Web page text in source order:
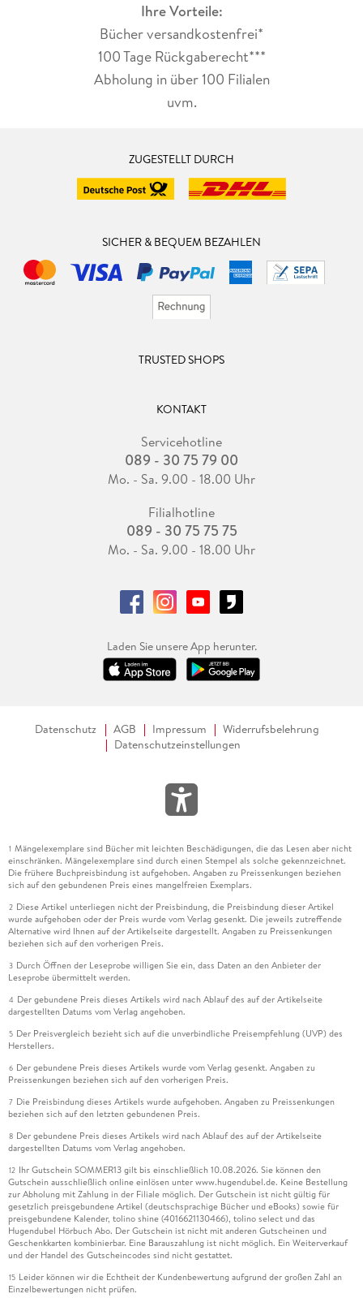
Ihre Vorteile:
Bücher versandkostenfrei*
100 Tage Rückgaberecht***
Abholung in über 100 Filialen
uvm.
ZUGESTELLT DURCH
SICHER & BEQUEM BEZAHLEN
TRUSTED SHOPS
KONTAKT
Servicehotline
089 - 30 75 79 00
Mo. - Sa. 9.00 - 18.00 Uhr
Filialhotline
089 - 30 75 75 75
Mo. - Sa. 9.00 - 18.00 Uhr
Laden Sie unsere App herunter.
Datenschutz AGB Impressum
Widerrufsbelehrung
Datenschutzeinstellungen
1 Mängelexemplare sind Bücher mit leichten Beschädigungen, die das Lesen aber nicht
einschränken. Mängelexemplare sind durch einen Stempel als solche gekennzeichnet.
Die frühere Buchpreisbindung ist aufgehoben. Angaben zu Preissenkungen beziehen
sich auf den gebundenen Preis eines mangelfreien Exemplars.
2 Diese Artikel unterliegen nicht der Preisbindung, die Preisbindung dieser Artikel
wurde aufgehoben oder der Preis wurde vom Verlag gesenkt. Die jeweils zutreffende
Alternative wird Ihnen auf der Artikelseite dargestellt. Angaben zu Preissenkungen
beziehen sich auf den vorherigen Preis.
3 Durch Öffnen der Leseprobe willigen Sie ein, dass Daten an den Anbieter der
Leseprobe übermittelt werden.
4 Der gebundene Preis dieses Artikels wird nach Ablauf des auf der Artikelseite
dargestellten Datums vom Verlag angehoben.
5 Der Preisvergleich bezieht sich auf die unverbindliche Preisempfehlung (UVP) des
Herstellers.
6 Der gebundene Preis dieses Artikels wurde vom Verlag gesenkt. Angaben zu
Preissenkungen beziehen sich auf den vorherigen Preis.
7 Die Preisbindung dieses Artikels wurde aufgehoben. Angaben zu Preissenkungen
beziehen sich auf den letzten gebundenen Preis.
8 Der gebundene Preis dieses Artikels wird nach Ablauf des auf der Artikelseite
dargestellten Datums vom Verlag angehoben.
12 Ihr Gutschein SOMMER13 gilt bis einschließlich 10.08.2026. Sie können den
Gutschein ausschließlich online einlösen unter www.hugendubel.de. Keine Bestellung
zur Abholung mit Zahlung in der Filiale möglich. Der Gutschein ist nicht gültig für
gesetzlich preisgebundene Artikel (deutschsprachige Bücher und eBooks) sowie für
preisgebundene Kalender, tolino shine (4016621130466), tolino select und das
Hugendubel Hörbuch Abo. Der Gutschein ist nicht mit anderen Gutscheinen und
Geschenkkarten kombinierbar. Eine Barauszahlung ist nicht möglich. Ein Weiterverkauf
und der Handel des Gutscheincodes sind nicht gestattet.
15 Leider können wir die Echtheit der Kundenbewertung aufgrund der großen Zahl an
Einzelbewertungen nicht prüfen.